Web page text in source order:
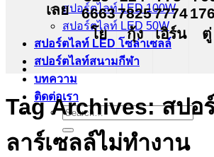
สปอร์ตไลท์ LED 100W
สปอร์ตไลท์ LED 50W
สปอร์ตไลท์ LED โซล่าเซลล์
สปอร์ตไลท์สนามกีฬา
บทความ
ติดต่อเรา
Search
for:
เลย
6663
โย
7825
กุ้ง
7774
เอิร์น
ตู่
Tag Archives:สปอ
ลาร์เซลล์ไม่ทำงาน